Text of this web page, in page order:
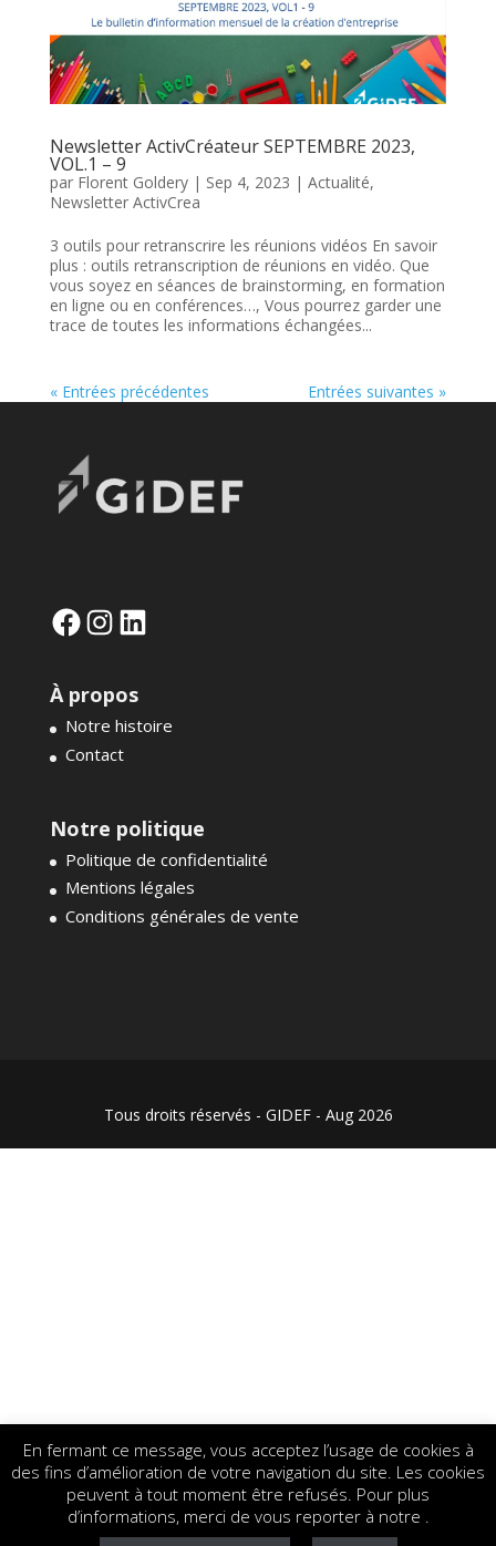
Newsletter ActivCréateur SEPTEMBRE 2023,
VOL.1 – 9
par Florent Goldery| Sep 4, 2023 | Actualité,
Newsletter ActivCrea
3 outils pour retranscrire les réunions vidéos En savoir
plus : outils retranscription de réunions en vidéo. Que
vous soyez en séances de brainstorming, en formation
en ligne ou en conférences…, Vous pourrez garder une
trace de toutes les informations échangées...
« Entrées précédentes Entrées suivantes »
FacebookInstagram
LinkedIn
À propos
Notre histoire
Contact
Notre politique
Politique de confidentialité
Mentions légales
Conditions générales de vente
En fermant ce message, vous acceptez l’usage de cookies à
des fins d’amélioration de votre navigation du site. Les cookies
peuvent à tout moment être refusés. Pour plus
d’informations, merci de vous reporter à notre .
Tous droits réservés - GIDEF - Aug 2026